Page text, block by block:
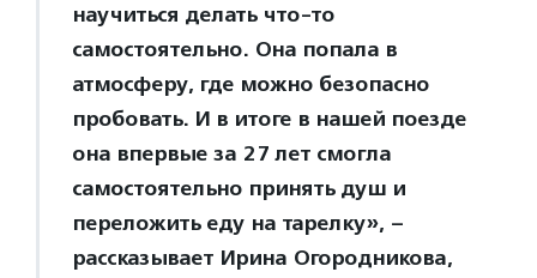
научиться делать что-то
самостоятельно. Она попала в
атмосферу, где можно безопасно
пробовать. И в итоге в нашей поезде
она впервые за 27 лет смогла
самостоятельно принять душ и
переложить еду на тарелку», –
рассказывает Ирина Огородникова,